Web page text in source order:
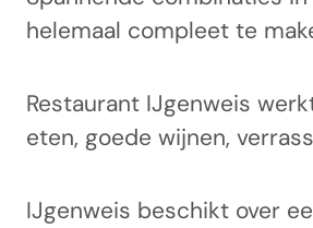
helemaal compleet te
Restaurant IJgenweis
eten, goede wijnen,
IJgenweis beschikt over